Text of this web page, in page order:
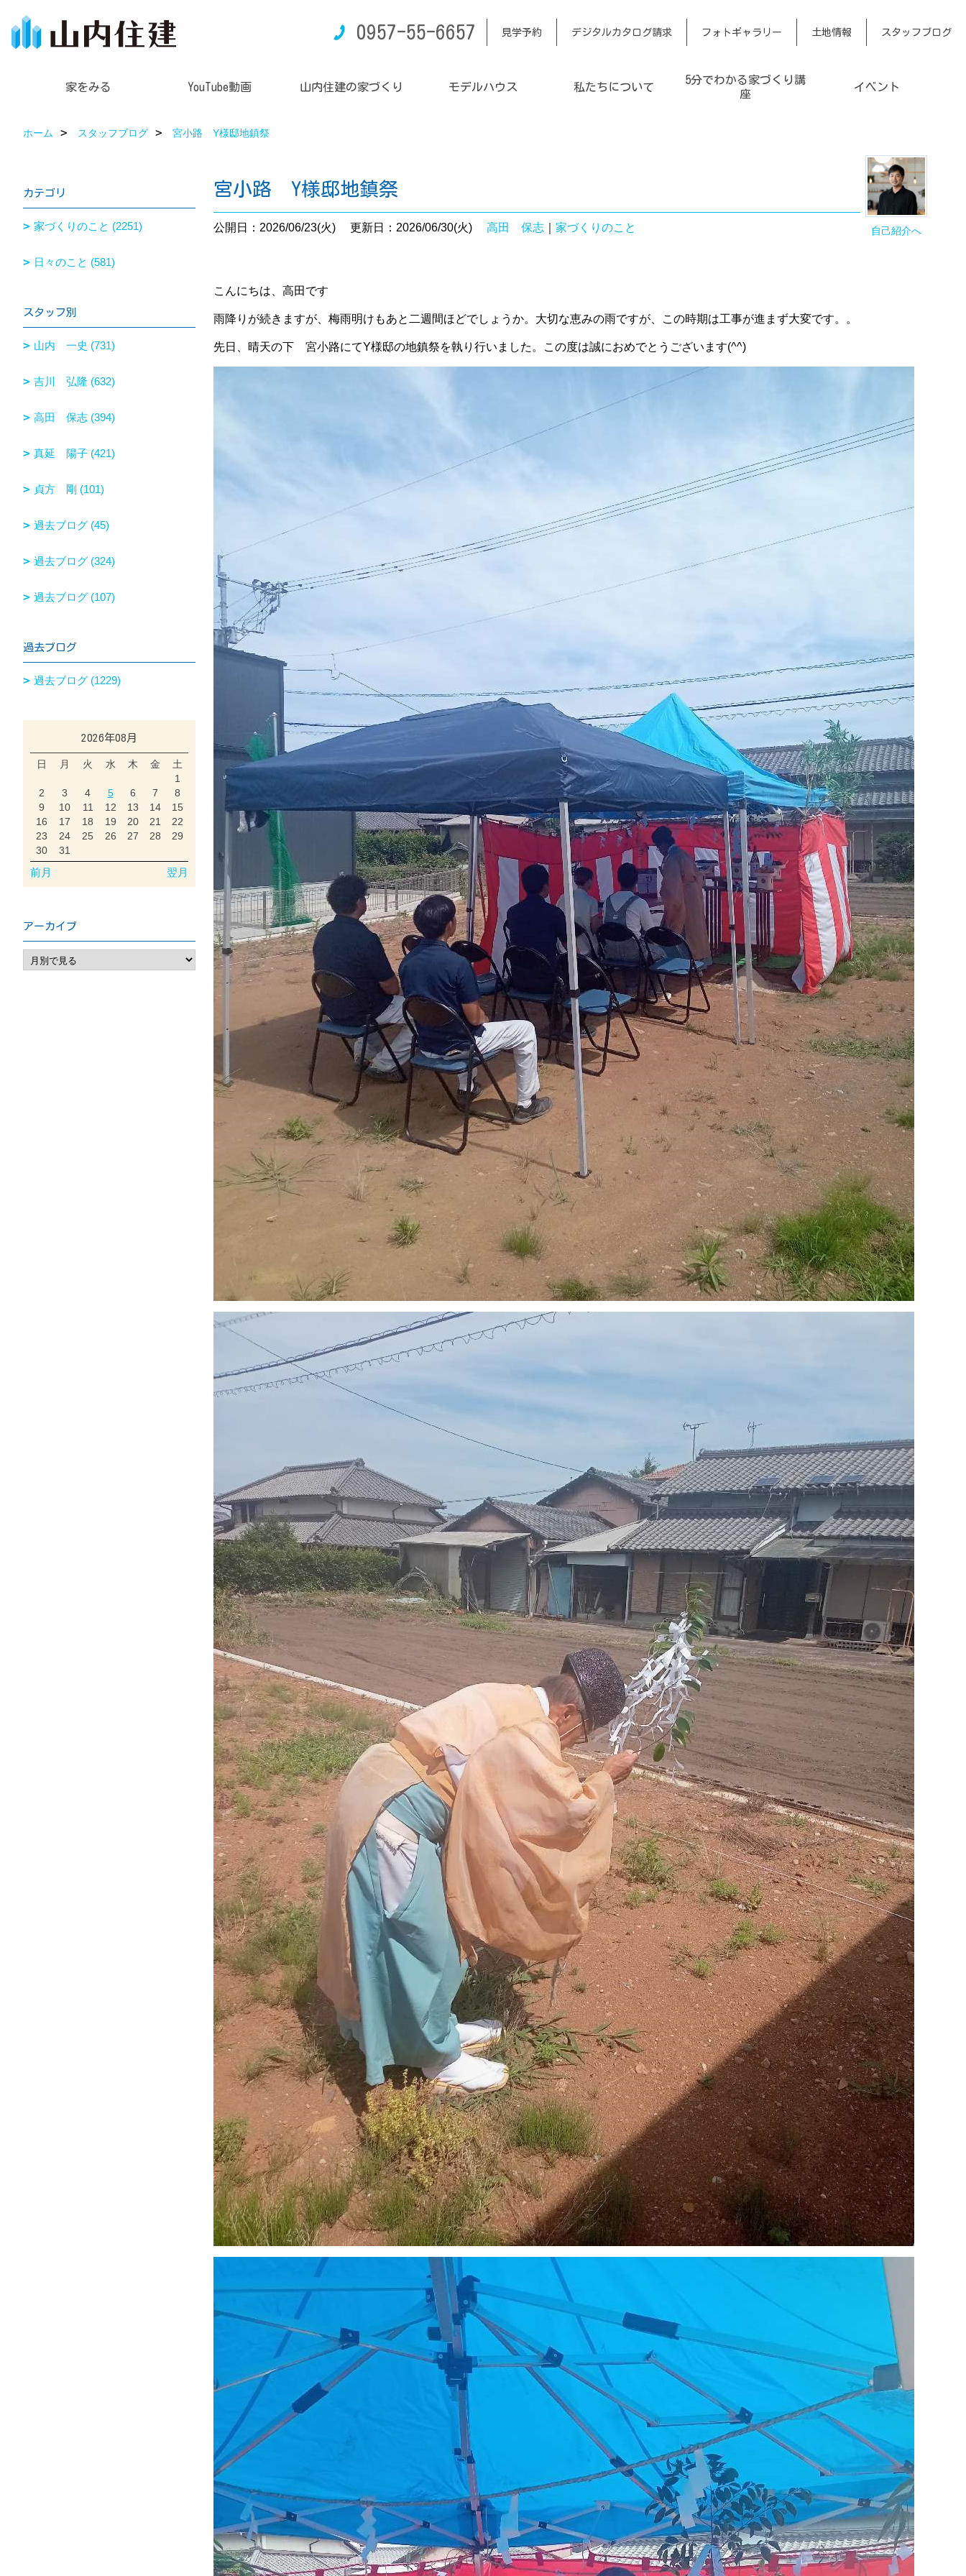
0957-55-6657 見学予約 デジタルカタログ請求 フォトギャラリー 土地情報 スタッフブログ
家をみる YouTube動画 山内住建の家づくり モデルハウス 私たちについて
5分でわかる家づくり講
座
イベント
ホーム スタッフブログ 宮小路 Y様邸地鎮祭
自己紹介へ
宮小路 Y様邸地鎮祭
公開日：2026/06/23(火) 更新日：2026/06/30(火) 高田 保志 家づくりのこと
こんにちは、高田です
雨降りが続きますが、梅雨明けもあと二週間ほどでしょうか。大切な恵みの雨ですが、この時期は工事が進まず大変です。。
先日、晴天の下 宮小路にてY様邸の地鎮祭を執り行いました。この度は誠におめでとうございます(^^)
カテゴリ
家づくりのこと (2251)
日々のこと (581)
スタッフ別
山内 一史 (731)
吉川 弘隆 (632)
高田 保志 (394)
真延 陽子 (421)
貞方 剛 (101)
過去ブログ (45)
過去ブログ (324)
過去ブログ (107)
過去ブログ
過去ブログ (1229)
2026年08月
日 月 火 水 木 金
土
1
2
3 4 5 6 7
8
9
10 11 12 13 14
15
16
17 18 19 20 21
22
23
24 25 26 27 28
29
30
31
前月 翌月
アーカイブ